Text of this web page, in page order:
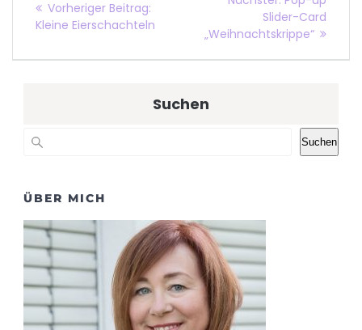
Vorheriger Beitrag:
Kleine Eierschachteln
Slider-Card
„Weihnachtskrippe“
Suchen
Suchen
ÜBER MICH